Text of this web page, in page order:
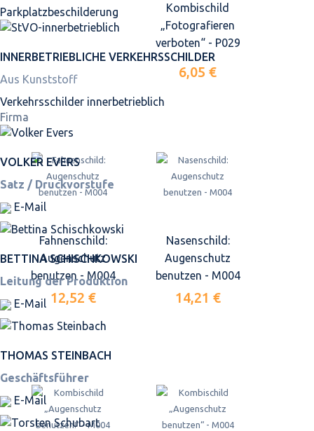
Parkplatz­beschilderung
INNER­BETRIEBLICHE VERKEHRS­SCHILDER
Aus Kunststoff
Verkehrsschilder innerbetrieblich
Firma
VOLKER EVERS
Satz / Druckvorstufe
E-Mail
BETTINA SCHISCHKOWSKI
Leitung der Produktion
E-Mail
THOMAS STEINBACH
Geschäftsführer
E-Mail
Kombischild
„Fotografieren
verboten“ - P029
6,05 €
Fahnenschild:
Augenschutz
benutzen - M004
12,52 €
Nasenschild:
Augenschutz
benutzen - M004
14,21 €